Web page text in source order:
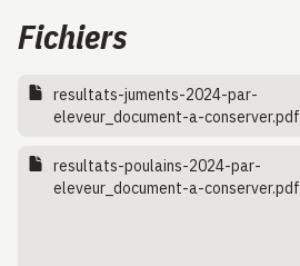
Fichiers
resultats-juments-2024-par-
eleveur_document-a-conserver.pdf
resultats-poulains-2024-par-
eleveur_document-a-conserver.pdf